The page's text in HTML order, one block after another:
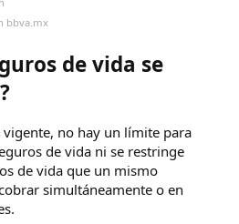
bbva.mx
de vida se
vigente, no hay un límite para
de vida ni se restringe
de vida que un mismo
simultáneamente o en